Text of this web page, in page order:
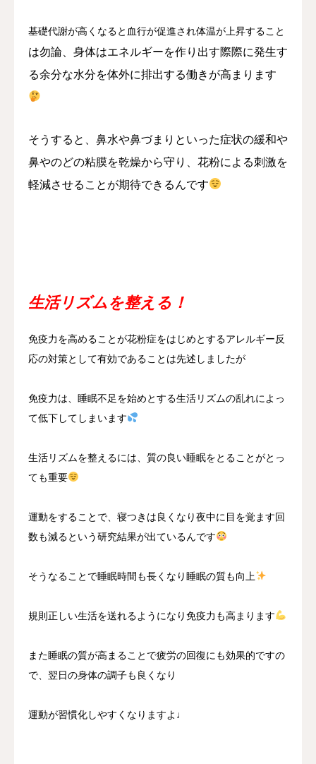
基礎代謝が高くなると血行が促進され体温が上昇すること
は勿論、身体はエネルギーを作り出す際際に発生す
る余分な水分を体外に排出する働きが高まります
そうすると、鼻水や鼻づまりといった症状の緩和や
鼻やのどの粘膜を乾燥から守り、花粉による刺激を
軽減させることが期待できるんです
生活リズムを整える！
免疫力を高めることが花粉症をはじめとするアレルギー反
応の対策として有効であることは先述しましたが
免疫力は、睡眠不足を始めとする生活リズムの乱れによっ
て低下してしまいます
生活リズムを整えるには、質の良い睡眠をとることがとっ
ても重要
運動をすることで、寝つきは良くなり夜中に目を覚ます回
数も減るという研究結果が出ているんです
そうなることで睡眠時間も長くなり睡眠の質も向上
規則正しい生活を送れるようになり免疫力も高まります
また睡眠の質が高まることで疲労の回復にも効果的ですの
で、翌日の身体の調子も良くなり
運動が習慣化しやすくなりますよ♩